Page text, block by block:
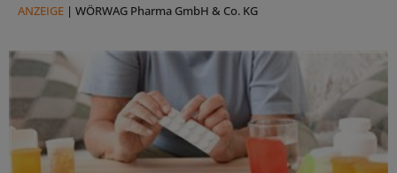
ANZEIGE | WÖRWAG Pharma GmbH & Co. KG